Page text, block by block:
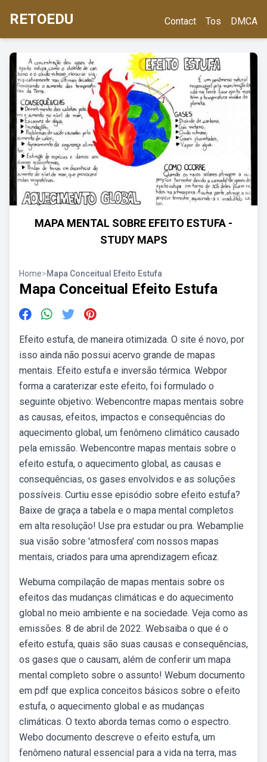
RETOEDU Contact Tos DMCA
MAPA MENTAL SOBRE EFEITO ESTUFA -
STUDY MAPS
Home>Mapa Conceitual Efeito Estufa
Mapa Conceitual Efeito Estufa
Efeito estufa, de maneira otimizada. O site é novo, por
isso ainda não possui acervo grande de mapas
mentais. Efeito estufa e inversão térmica. Webpor
forma a caraterizar este efeito, foi formulado o
seguinte objetivo: Webencontre mapas mentais sobre
as causas, efeitos, impactos e consequências do
aquecimento global, um fenômeno climático causado
pela emissão. Webencontre mapas mentais sobre o
efeito estufa, o aquecimento global, as causas e
consequências, os gases envolvidos e as soluções
possíveis. Curtiu esse episódio sobre efeito estufa?
Baixe de graça a tabela e o mapa mental completos
em alta resolução! Use pra estudar ou pra. Webamplie
sua visão sobre 'atmosfera' com nossos mapas
mentais, criados para uma aprendizagem eficaz.
Webuma compilação de mapas mentais sobre os
efeitos das mudanças climáticas e do aquecimento
global no meio ambiente e na sociedade. Veja como as
emissões. 8 de abril de 2022. Websaiba o que é o
efeito estufa, quais são suas causas e consequências,
os gases que o causam, além de conferir um mapa
mental completo sobre o assunto! Webum documento
em pdf que explica conceitos básicos sobre o efeito
estufa, o aquecimento global e as mudanças
climáticas. O texto aborda temas como o espectro.
Webo documento descreve o efeito estufa, um
fenômeno natural essencial para a vida na terra, mas